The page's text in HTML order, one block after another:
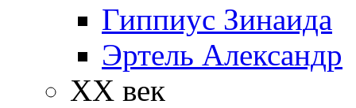
Гиппиус Зинаида
Эртель Александр
XX век